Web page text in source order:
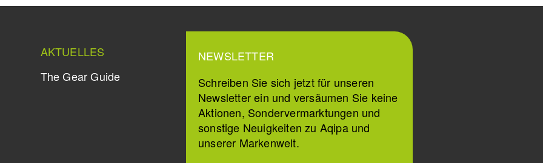
AKTUELLES
The Gear Guide
NEWSLETTER
Schreiben Sie sich jetzt für unseren
Newsletter ein und versäumen Sie keine
Aktionen, Sondervermarktungen und
sonstige Neuigkeiten zu Aqipa und
unserer Markenwelt.